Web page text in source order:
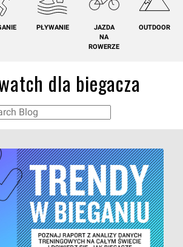
PŁYWANIE
JAZDA
NA
ROWERZE
OUTDOOR
dla biegacza